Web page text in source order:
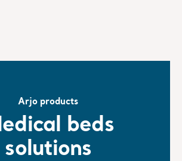
Arjo products
beds
solutions